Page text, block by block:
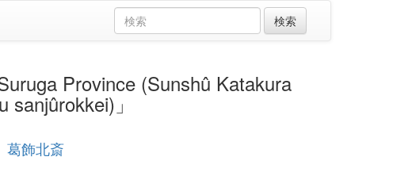
Province (Sunshû Katakura
」
葛飾北斎